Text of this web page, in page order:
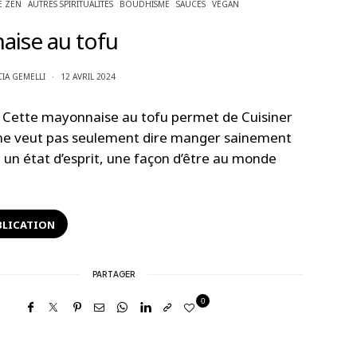
ZEN AUTRES SPIRITUALITÉS BOUDHISME SAUCES VEGAN
au tofu
GEMELLI 12 AVRIL 2024
Cette mayonnaise au tofu permet de Cuisiner
veut pas seulement dire manger sainement
état d’esprit, une façon d’être au monde
PARTAGER
0